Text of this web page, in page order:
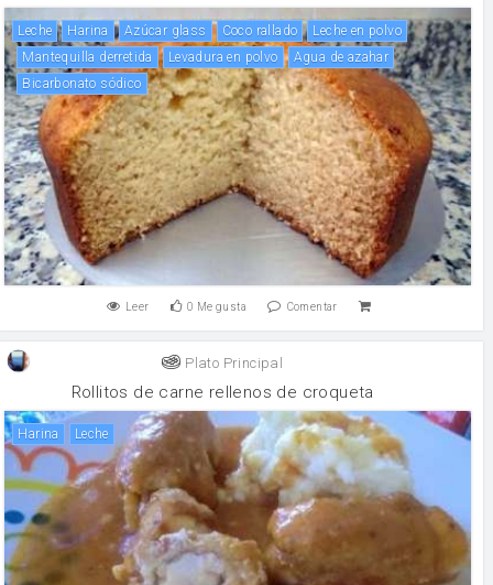
leche harina Azúcar glass Coco rallado
leche en polvo
Mantequilla derretida
levadura en polvo
Agua de azahar
Bicarbonato sódico
Leer 0 Me gusta Comentar
Plato Principal
Rollitos de carne rellenos de croqueta
harina leche